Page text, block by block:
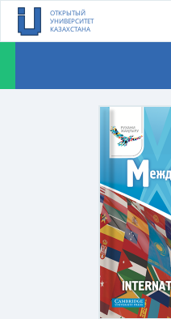
ОТКРЫТЫЙ
УНИВЕРСИТЕТ
КАЗАХСТАНА